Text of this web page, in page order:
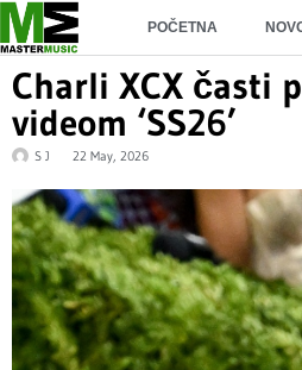
POČETNA
Charli XCX časti
videom ‘SS26’
S J 22 May, 2026